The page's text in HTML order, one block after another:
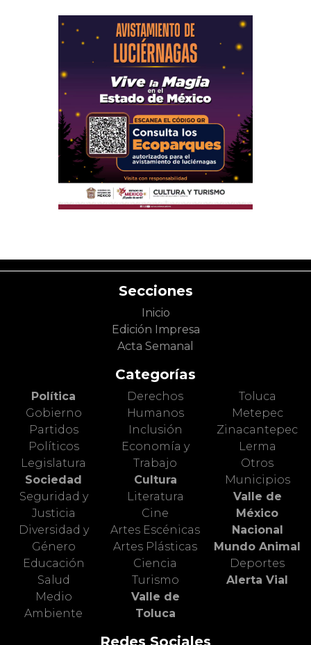
Secciones
Inicio
Edición Impresa
Acta Semanal
Categorías
Política
Gobierno
Partidos
Políticos
Legislatura
Sociedad
Seguridad y
Justicia
Diversidad y
Género
Educación
Salud
Medio
Ambiente
Derechos
Humanos
Inclusión
Economía y
Trabajo
Cultura
Literatura
Cine
Artes Escénicas
Artes Plásticas
Ciencia
Turismo
Valle de
Toluca
Toluca
Metepec
Zinacantepec
Lerma
Otros
Municipios
Valle de
México
Nacional
Mundo Animal
Deportes
Alerta Vial